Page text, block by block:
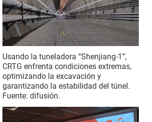
Usando la tuneladora “Shenjiang-1”,
CRTG enfrenta condiciones extremas,
optimizando la excavación y
garantizando la estabilidad del túnel.
Fuente: difusión.